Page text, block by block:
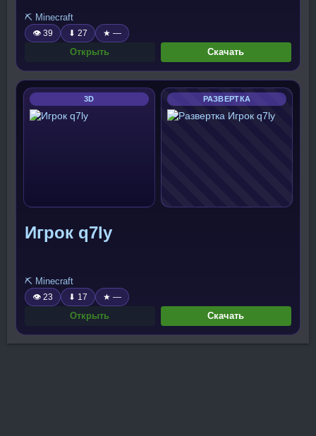
⛏️ Minecraft
👁 39 ⬇ 27 ★ —
Открыть Скачать
3D РАЗВЕРТКА
Игрок q7ly
⛏️ Minecraft
👁 23 ⬇ 17 ★ —
Открыть Скачать